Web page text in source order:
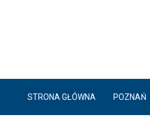
STRONA GŁÓWNA POZNAŃ